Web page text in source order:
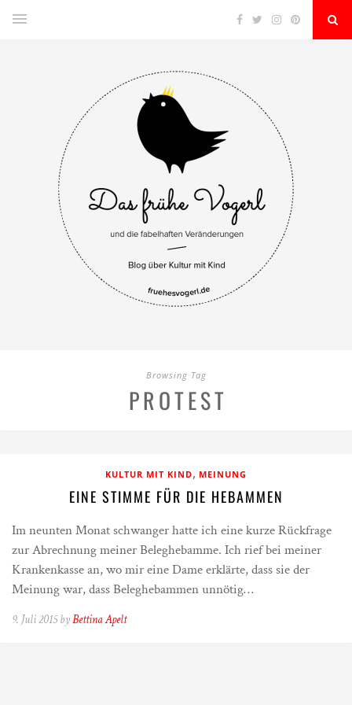
Browsing Tag
PROTEST
KULTUR MIT KIND, MEINUNG
EINE STIMME FÜR DIE HEBAMMEN
Im neunten Monat schwanger hatte ich eine kurze Rückfrage
zur Abrechnung meiner Beleghebamme. Ich rief bei meiner
Krankenkasse an, wo mir eine Dame erklärte, dass sie der
Meinung war, dass Beleghebammen unnötig…
9. Juli 2015 byBettina Apelt